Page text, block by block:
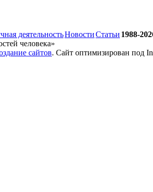
деятельностьНовостиСтатьи 1988-
человека»
сайтов. Сайт оптимизирован под